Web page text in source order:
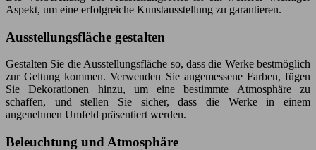
Aspekt, um eine erfolgreiche Kunstausstellung zu garantieren.
Ausstellungsfläche gestalten
Gestalten Sie die Ausstellungsfläche so, dass die Werke bestmöglich
zur Geltung kommen. Verwenden Sie angemessene Farben, fügen
Sie Dekorationen hinzu, um eine bestimmte Atmosphäre zu
schaffen, und stellen Sie sicher, dass die Werke in einem
angenehmen Umfeld präsentiert werden.
Beleuchtung und Atmosphäre